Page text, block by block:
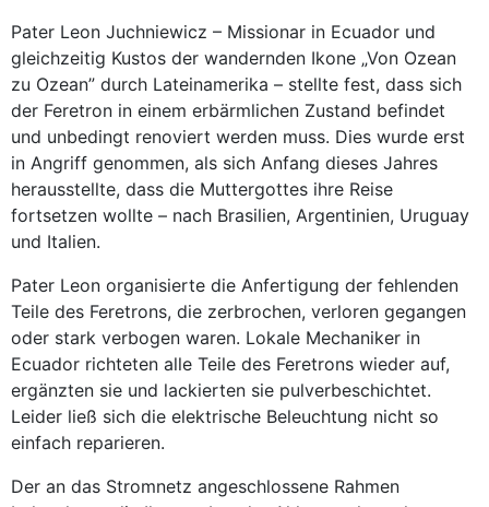
Pater Leon Juchniewicz – Missionar in Ecuador und
gleichzeitig Kustos der wandernden Ikone „Von Ozean
zu Ozean” durch Lateinamerika – stellte fest, dass sich
der Feretron in einem erbärmlichen Zustand befindet
und unbedingt renoviert werden muss. Dies wurde erst
in Angriff genommen, als sich Anfang dieses Jahres
herausstellte, dass die Muttergottes ihre Reise
fortsetzen wollte – nach Brasilien, Argentinien, Uruguay
und Italien.
Pater Leon organisierte die Anfertigung der fehlenden
Teile des Feretrons, die zerbrochen, verloren gegangen
oder stark verbogen waren. Lokale Mechaniker in
Ecuador richteten alle Teile des Feretrons wieder auf,
ergänzten sie und lackierten sie pulverbeschichtet.
Leider ließ sich die elektrische Beleuchtung nicht so
einfach reparieren.
Der an das Stromnetz angeschlossene Rahmen